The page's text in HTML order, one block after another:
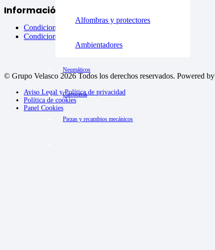
Alfombras y protectores
Ambientadores
Neumáticos
Carrocería
Piezas y recambios mecánicos
Información
Condiciones de envío
Condiciones de reserva y política de devoluciones
© Grupo Velasco 2026 Todos los derechos reservados. Powered by
Aviso Legal y Política de privacidad
Política de cookies
Panel Cookies